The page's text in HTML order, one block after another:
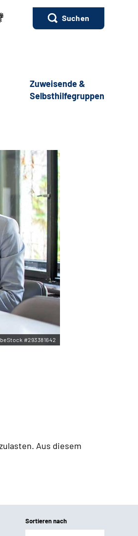
Suchen
Zuweisende &
Selbsthilfegruppen
#293381642
Aus diesem
Sortieren nach